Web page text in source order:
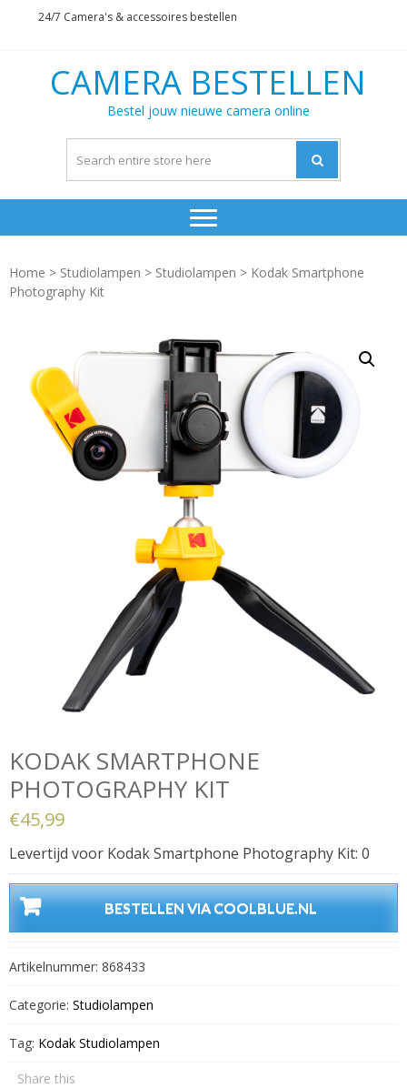
24/7 Camera's & accessoires bestellen
CAMERA BESTELLEN
Bestel jouw nieuwe camera online
Home > Studiolampen > Studiolampen > Kodak Smartphone
Photography Kit
KODAK SMARTPHONE
PHOTOGRAPHY KIT
€45,99
Levertijd voor Kodak Smartphone Photography Kit: 0
BESTELLEN VIA COOLBLUE.NL
Artikelnummer: 868433
Categorie: Studiolampen
Tag: Kodak Studiolampen
Share this